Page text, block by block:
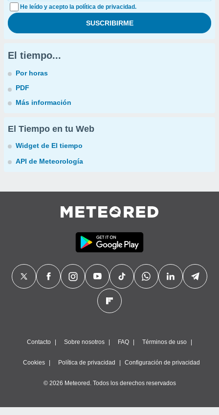
He leído y acepto la política de privacidad.
El tiempo...
Por horas
PDF
Más información
El Tiempo en tu Web
Widget de El tiempo
API de Meteorología
Contacto Sobre nosotros FAQ Términos de uso
Cookies Política de privacidad Configuración de privacidad
© 2026 Meteored. Todos los derechos reservados